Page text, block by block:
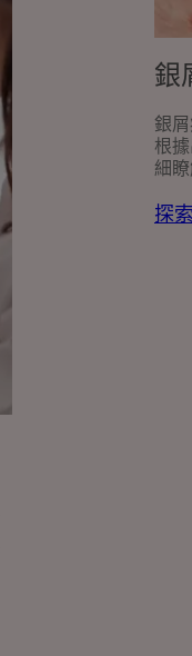
銀
銀
根
細
探索